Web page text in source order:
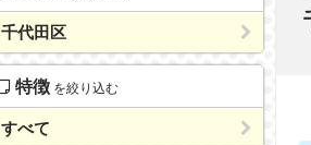
千代田区
特徴 を絞り込む
すべて